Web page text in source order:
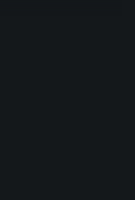
，祝普宙飞友早